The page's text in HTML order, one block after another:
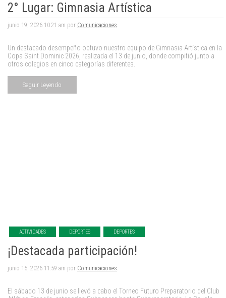
2° Lugar: Gimnasia Artística
junio 19, 2026 10:21 am por Comunicaciones.
Un destacado desempeño obtuvo nuestro equipo de Gimnasia Artística en la
Copa Saint Dominic 2026, realizada el 13 de junio, donde compitió junto a
otros colegios en cinco categorías diferentes.
Seguir Leyendo
ACTIVIDADES DEPORTES DEPORTES
¡Destacada participación!
junio 15, 2026 11:59 am por Comunicaciones.
El sábado 13 de junio se llevó a cabo el Torneo Futuro Preparatorio del Club